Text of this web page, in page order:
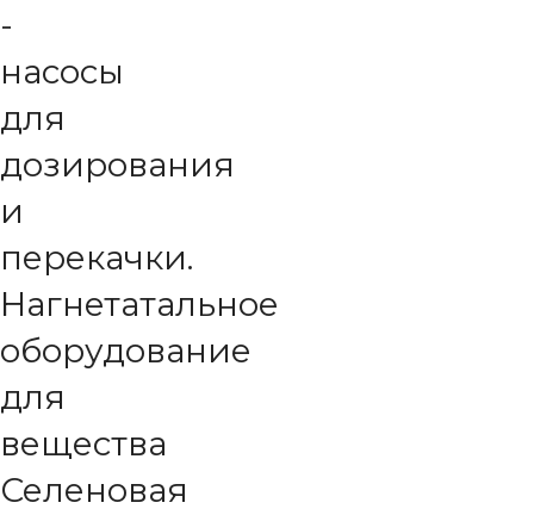
-
насосы
для
дозирования
и
перекачки.
Нагнетатальное
оборудование
для
вещества
Селеновая